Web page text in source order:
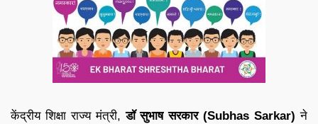
केंद्रीय शिक्षा राज्य मंत्री,डॉ सुभाष सरकार (Subhas Sarkar) ने